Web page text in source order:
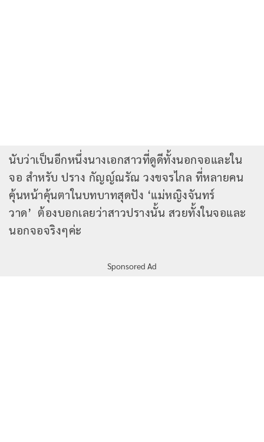
นับว่าเป็นอีกหนึ่งนางเอกสาวที่ดูดีทั้งนอกจอและใน
จอ สำหรับ ปราง กัญญ์ณรัณ วงขจรไกล ที่หลายคน
คุ้นหน้าคุ้นตาในบทบาทสุดปัง ‘แม่หญิงจันทร์
วาด’ ต้องบอกเลยว่าสาวปรางนั้น สวยทั้งในจอและ
นอกจอจริงๆค่ะ
Sponsored Ad